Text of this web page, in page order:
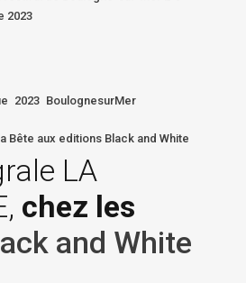
2023
2023 BoulognesurMer
Bête aux editions Black and White
LA
chez les
and White